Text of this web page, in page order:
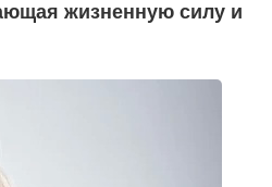
жизненную силу и